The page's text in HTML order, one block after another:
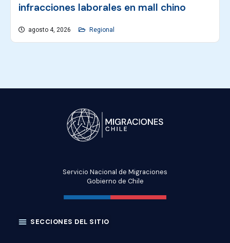
infracciones laborales en mall chino
agosto 4, 2026 Regional
Servicio Nacional de Migraciones
Gobierno de Chile